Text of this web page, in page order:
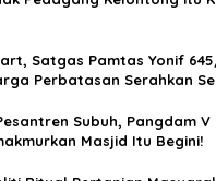
Satgas Pamtas Yonif
Perbatasan Serahkan
Subuh, Pangdam V
Masjid Itu Begini!